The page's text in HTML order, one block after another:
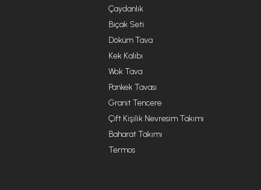
Çaydanlık
Bıçak Seti
Döküm Tava
Kek Kalıbı
Wok Tava
Pankek Tavası
Granit Tencere
Çift Kişilik Nevresim Takımı
Baharat Takımı
Termos